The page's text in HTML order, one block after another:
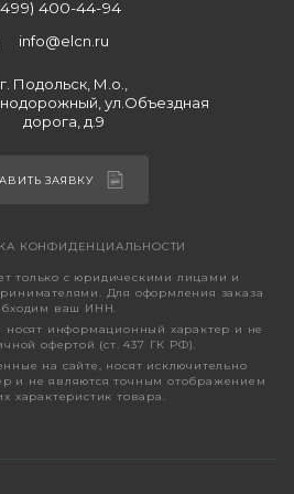
400-44-94
info@elcn.ru
г. Подольск, М.о.,
ул.Объездная
дорога, д.9
ЗАЯВКУ
КОНФИДЕНЦИАЛЬНОСТИ
только с юридическими лицами и
Для оформления заказа
ваш ИНН.
носят информационный характер и не
офертой (ст. 437 ГК РФ).
на сайте, носят исключительно
и не являются точным отображением
характеристик товара.